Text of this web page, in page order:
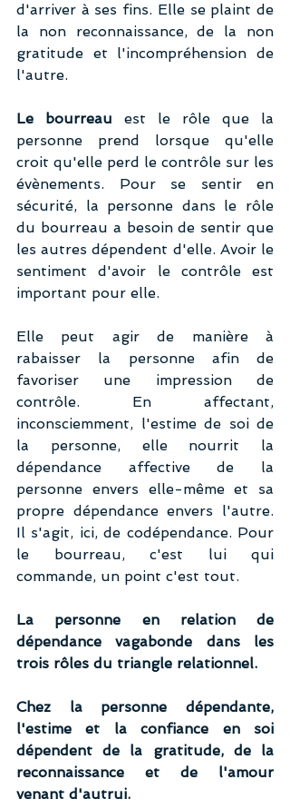
d'arriver à ses fins. Elle se plaint de
la non reconnaissance, de la non
gratitude et l'incompréhension de
l'autre.
Le bourreau est le rôle que la
personne prend lorsque qu'elle
croit qu'elle perd le contrôle sur les
évènements. Pour se sentir en
sécurité, la personne dans le rôle
du bourreau a besoin de sentir que
les autres dépendent d'elle. Avoir le
sentiment d'avoir le contrôle est
important pour elle.
Elle peut agir de manière à
rabaisser la personne afin de
favoriser une impression de
contrôle. En affectant,
inconsciemment, l'estime de soi de
la personne, elle nourrit la
dépendance affective de la
personne envers elle-même et sa
propre dépendance envers l'autre.
Il s'agit, ici, de codépendance. Pour
le bourreau, c'est lui qui
commande, un point c'est tout.
La personne en relation de
dépendance vagabonde dans les
trois rôles du triangle relationnel.
Chez la personne dépendante,
l'estime et la confiance en soi
dépendent de la gratitude, de la
reconnaissance et de l'amour
venant d'autrui.